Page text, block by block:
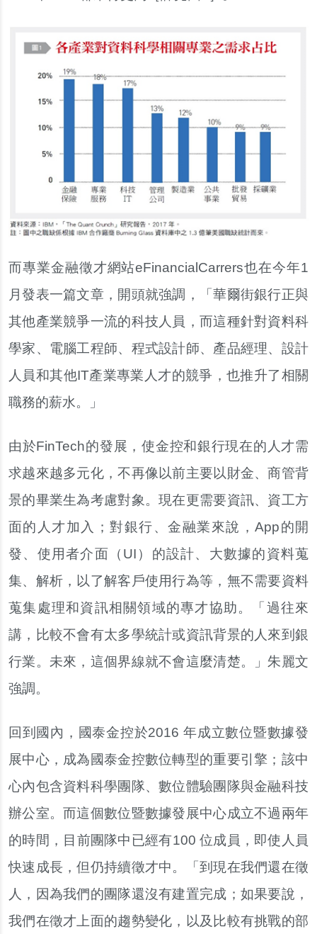
而專業金融徵才網站eFinancialCarrers也在今年1
月發表一篇文章，開頭就強調，「華爾街銀行正與
其他產業競爭一流的科技人員，而這種針對資料科
學家、電腦工程師、程式設計師、產品經理、設計
人員和其他IT產業專業人才的競爭，也推升了相關
職務的薪水。」
由於FinTech的發展，使金控和銀行現在的人才需
求越來越多元化，不再像以前主要以財金、商管背
景的畢業生為考慮對象。現在更需要資訊、資工方
面的人才加入；對銀行、金融業來說，App的開
發、使用者介面（UI）的設計、大數據的資料蒐
集、解析，以了解客戶使用行為等，無不需要資料
蒐集處理和資訊相關領域的專才協助。「過往來
講，比較不會有太多學統計或資訊背景的人來到銀
行業。未來，這個界線就不會這麼清楚。」朱麗文
強調。
回到國內，國泰金控於2016 年成立數位暨數據發
展中心，成為國泰金控數位轉型的重要引擎；該中
心內包含資料科學團隊、數位體驗團隊與金融科技
辦公室。而這個數位暨數據發展中心成立不過兩年
的時間，目前團隊中已經有100 位成員，即使人員
快速成長，但仍持續徵才中。「到現在我們還在徵
人，因為我們的團隊還沒有建置完成；如果要說，
我們在徵才上面的趨勢變化，以及比較有挑戰的部